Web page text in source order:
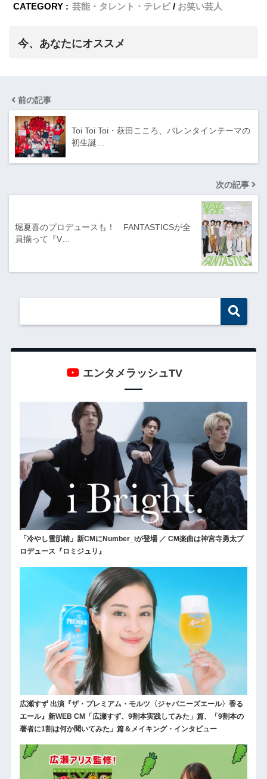
CATEGORY : 芸能・タレント・テレビ お笑い芸人
今、あなたにオススメ
前の記事
Toi Toi Toi・萩田こころ、バレンタインテーマの
初生誕…
次の記事
堀夏喜のプロデュースも！ FANTASTICSが全
員揃って『V…
エンタメラッシュTV
「冷やし雪肌精」新CMにNumber_iが登場 ／ CM楽曲は神宮寺勇太プ
ロデュース『ロミジュリ』
広瀬すず 出演『ザ・プレミアム・モルツ〈ジャパニーズエール〉香る
エール』新WEB CM「広瀬すず、9割本実践してみた」篇、「9割本の
著者に1割は何か聞いてみた」篇＆メイキング・インタビュー